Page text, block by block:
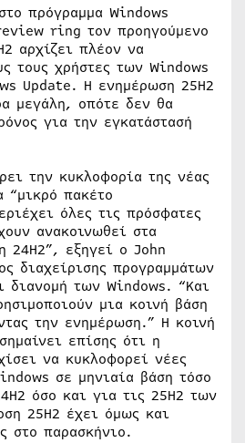
πρόγραμμα Windows
ring τον προηγούμενο
αρχίζει πλέον να
τους χρήστες των Windows
Update. Η ενημέρωση 25H2
μεγάλη, οπότε δεν θα
για την εγκατάστασή
την κυκλοφορία της νέας
πακέτο
όλες τις πρόσφατες
ανακοινωθεί στα
24H2”, εξηγεί ο John
διαχείρισης προγραμμάτων
διανομή των Windows. “Και
μια κοινή βάση
την ενημέρωση.” Η κοινή
επίσης ότι η
να κυκλοφορεί νέες
σε μηνιαία βάση τόσο
όσο και για τις 25H2 των
25H2 έχει όμως και
στο παρασκήνιο.